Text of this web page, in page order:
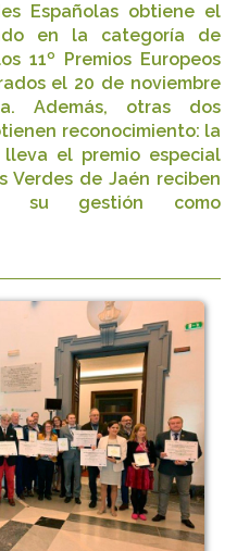
Españolas obtiene el
en la categoría de
11º Premios Europeos
el 20 de noviembre
Además, otras dos
reconocimiento: la
el premio especial
Verdes de Jaén reciben
su gestión como